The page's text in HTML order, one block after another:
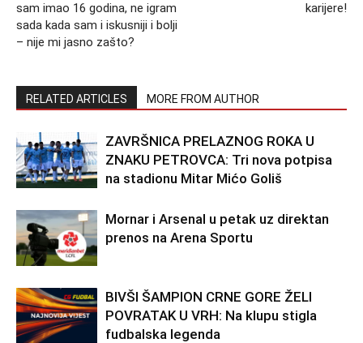
sam imao 16 godina, ne igram
sada kada sam i iskusniji i bolji
– nije mi jasno zašto?
karijere!
RELATED ARTICLES MORE FROM AUTHOR
ZAVRŠNICA PRELAZNOG ROKA U
ZNAKU PETROVCA: Tri nova potpisa
na stadionu Mitar Mićo Goliš
Mornar i Arsenal u petak uz direktan
prenos na Arena Sportu
BIVŠI ŠAMPION CRNE GORE ŽELI
POVRATAK U VRH: Na klupu stigla
fudbalska legenda